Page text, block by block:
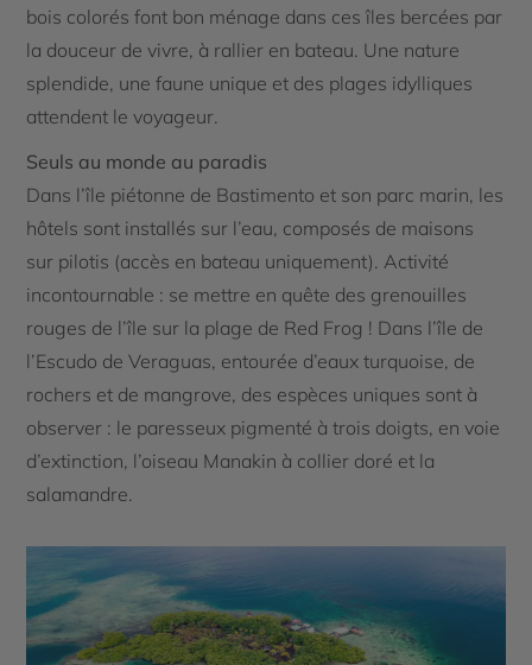
bois colorés font bon ménage dans ces îles bercées par
la douceur de vivre, à rallier en bateau. Une nature
splendide, une faune unique et des plages idylliques
attendent le voyageur.
Seuls au monde au paradis
Dans l’île piétonne de Bastimento et son parc marin, les
hôtels sont installés sur l’eau, composés de maisons
sur pilotis (accès en bateau uniquement). Activité
incontournable : se mettre en quête des grenouilles
rouges de l’île sur la plage de Red Frog ! Dans l’île de
l’Escudo de Veraguas, entourée d’eaux turquoise, de
rochers et de mangrove, des espèces uniques sont à
observer : le paresseux pigmenté à trois doigts, en voie
d’extinction, l’oiseau Manakin à collier doré et la
salamandre.